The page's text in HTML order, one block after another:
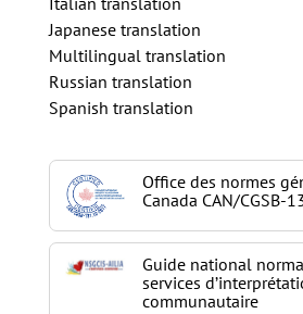
Japanese translation
Multilingual translation
Russian translation
Spanish translation
Office des normes
Canada CAN/CGSB-
Guide national
services
communautaire